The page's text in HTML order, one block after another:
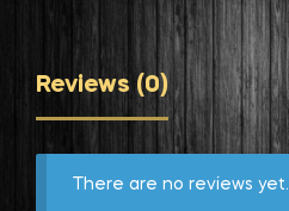
Reviews (0)
There are no reviews yet.